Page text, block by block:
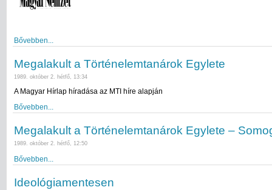
Bővebben...
Megalakult a Történelemtanárok Egylete
1989. október 2. hétfő, 13:34
A Magyar Hírlap híradása az MTI híre alapján
Bővebben...
Megalakult a Történelemtanárok Egylete –
1989. október 2. hétfő, 12:50
Bővebben...
Ideológiamentesen